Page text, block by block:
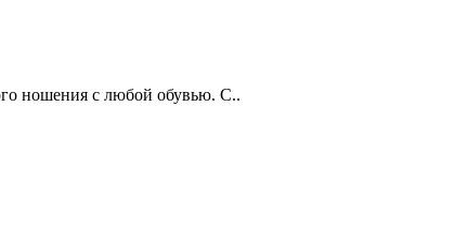
ношения с любой обувью. С..